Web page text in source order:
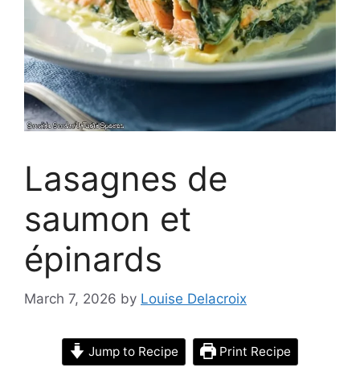
Lasagnes de
saumon et
épinards
March 7, 2026 by Louise Delacroix
Jump to Recipe Print Recipe